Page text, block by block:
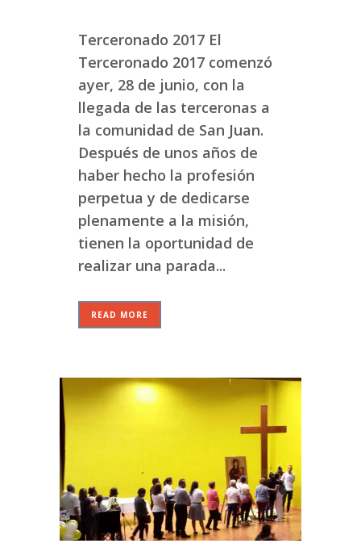
Terceronado 2017 El
Terceronado 2017 comenzó
ayer, 28 de junio, con la
llegada de las terceronas a
la comunidad de San Juan.
Después de unos años de
haber hecho la profesión
perpetua y de dedicarse
plenamente a la misión,
tienen la oportunidad de
realizar una parada...
READ MORE